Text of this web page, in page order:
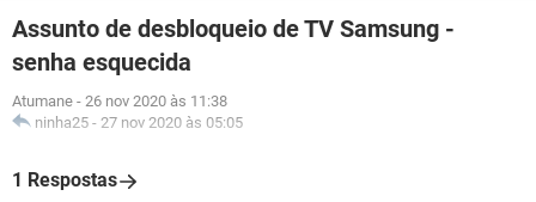
Assunto de desbloqueio de TV Samsung -
senha esquecida
Atumane - 26 nov 2020 às 11:38
ninha25 - 27 nov 2020 às 05:05
1 Respostas